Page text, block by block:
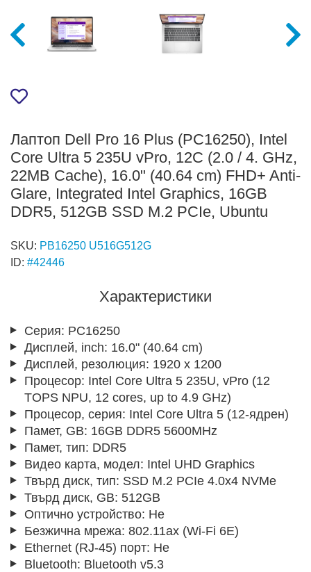
Лаптоп Dell Pro 16 Plus (PC16250), Intel
Core Ultra 5 235U vPro, 12C (2.0 / 4. GHz,
22MB Cache), 16.0" (40.64 cm) FHD+ Anti-
Glare, Integrated Intel Graphics, 16GB
DDR5, 512GB SSD M.2 PCIe, Ubuntu
SKU: PB16250 U516G512G
ID: #42446
Характеристики
Серия: PC16250
Дисплей, inch: 16.0" (40.64 cm)
Дисплей, резолюция: 1920 x 1200
Процесор: Intel Core Ultra 5 235U, vPro (12
TOPS NPU, 12 cores, up to 4.9 GHz)
Процесор, серия: Intel Core Ultra 5 (12-ядрен)
Памет, GB: 16GB DDR5 5600MHz
Памет, тип: DDR5
Видео карта, модел: Intel UHD Graphics
Твърд диск, тип: SSD M.2 PCIe 4.0x4 NVMe
Твърд диск, GB: 512GB
Оптично устройство: Не
Безжична мрежа: 802.11ax (Wi-Fi 6E)
Ethernet (RJ-45) порт: Не
Bluetooth: Bluetooth v5.3